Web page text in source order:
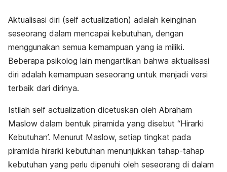
Aktualisasi diri (self actualization) adalah keinginan
seseorang dalam mencapai kebutuhan, dengan
menggunakan semua kemampuan yang ia miliki.
Beberapa psikolog lain mengartikan bahwa aktualisasi
diri adalah kemampuan seseorang untuk menjadi versi
terbaik dari dirinya.
Istilah self actualization dicetuskan oleh Abraham
Maslow dalam bentuk piramida yang disebut “Hirarki
Kebutuhan’. Menurut Maslow, setiap tingkat pada
piramida hirarki kebutuhan menunjukkan tahap-tahap
kebutuhan yang perlu dipenuhi oleh seseorang di dalam